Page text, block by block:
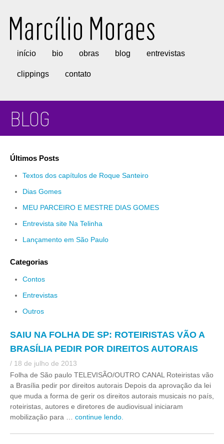
início bio obras blog entrevistas
clippings contato
BLOG
Últimos Posts
Textos dos capítulos de Roque Santeiro
Dias Gomes
MEU PARCEIRO E MESTRE DIAS GOMES
Entrevista site Na Telinha
Lançamento em São Paulo
Categorias
Contos
Entrevistas
Outros
SAIU NA FOLHA DE SP: ROTEIRISTAS VÃO A
BRASÍLIA PEDIR POR DIREITOS AUTORAIS
/ 18 de julho de 2013
Folha de São paulo TELEVISÃO/OUTRO CANAL Roteiristas vão
a Brasília pedir por direitos autorais Depois da aprovação da lei
que muda a forma de gerir os direitos autorais musicais no país,
roteiristas, autores e diretores de audiovisual iniciaram
mobilização para … continue lendo.